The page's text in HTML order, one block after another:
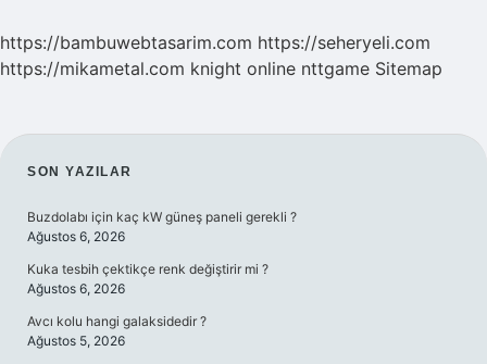
https://bambuwebtasarim.com https://seheryeli.com
https://mikametal.com knight online nttgame Sitemap
SIDEBAR
SON YAZILAR
Buzdolabı için kaç kW güneş paneli gerekli ?
Ağustos 6, 2026
Kuka tesbih çektikçe renk değiştirir mi ?
Ağustos 6, 2026
Avcı kolu hangi galaksidedir ?
Ağustos 5, 2026